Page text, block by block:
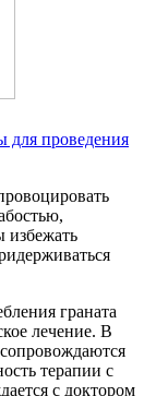
для проведения
избежать
граната
лечение. В
терапии с
с доктором